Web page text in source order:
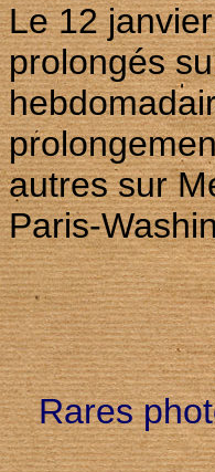
Le 12
prolongés
autres sur
Paris-
Rares